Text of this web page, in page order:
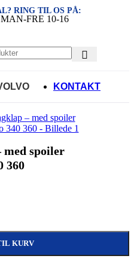
RING TIL OS PÅ:
FRE 10-16
KONTAKT
spoiler
360
(venstre/højre), Volvo 340 360
KURV